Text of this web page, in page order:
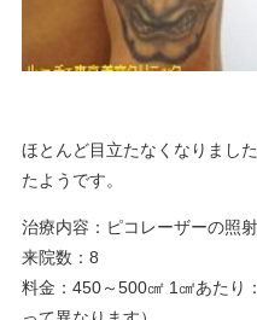
ほとんど目立たなくなりまし
たようです。
治療内容：ピコレーザーの照
来院数：8
料金：450～500㎠ 1㎠あたり